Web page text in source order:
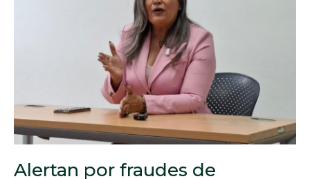
Alertan por fraudes de